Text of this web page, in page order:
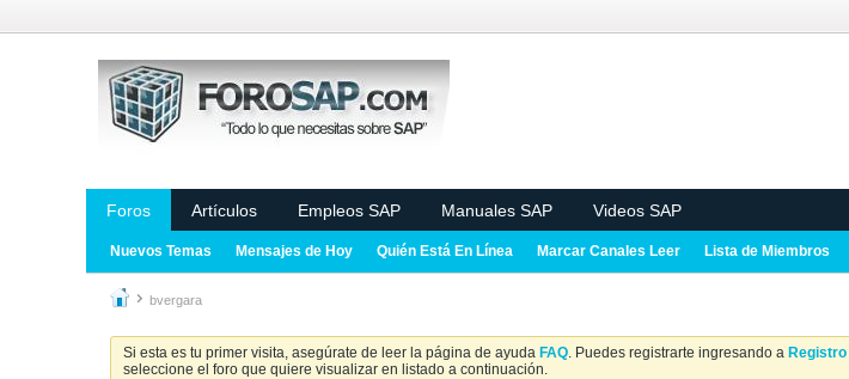
Foros Artículos Empleos SAP Manuales SAP Videos SAP
Nuevos Temas Mensajes de Hoy Quién Está En Línea Marcar Canales Leer Lista de Miembros
bvergara
Si esta es tu primer visita, asegúrate de leer la página de ayuda FAQ. Puedes registrarte ingresando a Registro
seleccione el foro que quiere visualizar en listado a continuación.